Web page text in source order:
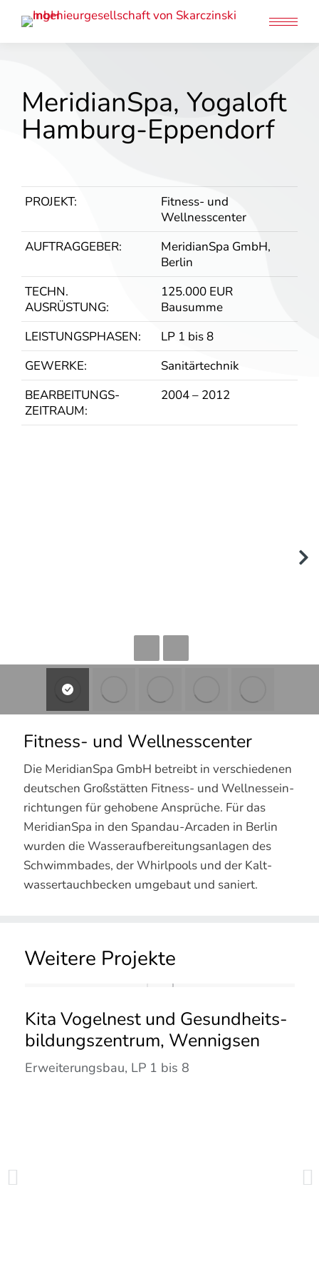
MeridianSpa, Yogaloft
Hamburg-Eppendorf
PROJEKT:
Fitness- und
Wellnesscenter
AUFTRAGGEBER:
MeridianSpa GmbH,
Berlin
TECHN.
AUSRÜSTUNG:
125.000 EUR
Bausumme
LEISTUNGS­PHASEN:
LP 1 bis 8
GEWERKE:
Sanitärtechnik
BEARBEITUNGS­
ZEITRAUM:
2004 – 2012
Fitness- und Wellness­center
Die MeridianSpa GmbH betreibt in ver­schiedenen
deutschen Groß­stätten Fitness- und Wellness­ein­
richtungen für gehobene Ansprüche. Für das
Meridian­Spa in den Spandau-Arcaden in Berlin
wurden die Wasser­­­auf­bereitungs­anlagen des
Schwimm­bades, der Whirl­pools und der Kalt­
wasser­­tauch­becken umgebaut und saniert.
Weitere Projekte
Kita Vogelnest und Gesundheits­
bildungs­zentrum, Wennigsen
Erweiterungsbau, LP 1 bis 8